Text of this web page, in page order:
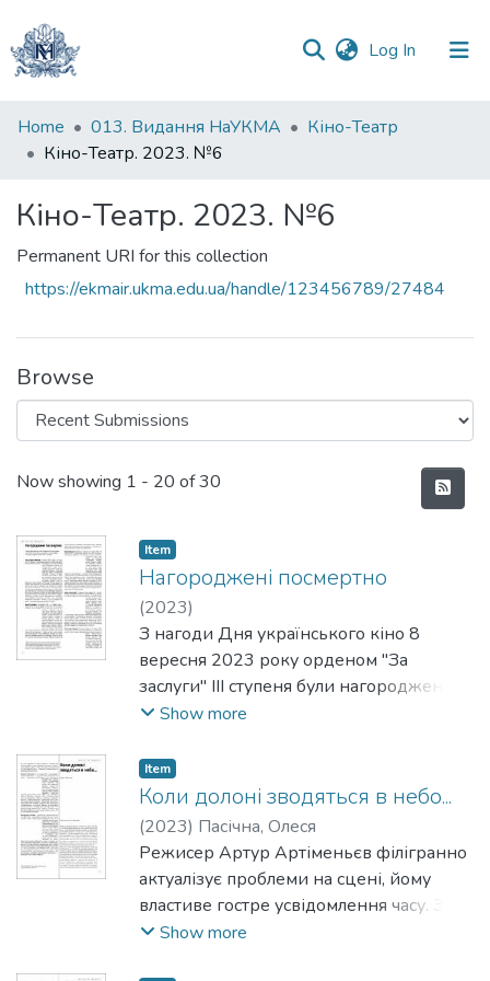
Log In (current)
Communities
&
All of DSpace
Statistics
Home 013. Видання НаУКМА
Кіно-Театр
Кіно-Театр. 2023. №6
Кіно-Театр. 2023. №6
Permanent URI for this collection
https://ekmair.ukma.edu.ua/handle/123456789/27484
Browse
Recent Submissions
Now showing 1 - 20 of 30
Item
Нагороджені посмертно
(2023)
З нагоди Дня українського кіно 8
вересня 2023 року орденом "За
заслуги" ІІІ ступеня були нагороджені
кінематографісти, які воюють на
Show more
Item
Коли долоні зводяться в небо...
(2023) Пасічна, Олеся
Режисер Артур Артіменьєв філігранно
актуалізує проблеми на сцені, йому
властиве гостре усвідомлення часу. За
почуттям обов’язку Артур пішов
Show more